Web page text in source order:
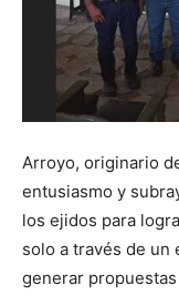
Arroyo, originario
entusiasmo y
los ejidos para
solo a través de
generar